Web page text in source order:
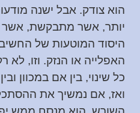
הוא צודק. אבל ישנה
יותר, אשר מתבקשת,
היסוד המוטעות של
האפלייה או הנזק. וזו, לא
כל שינוי, בין אם במכוון
ואז, אם נמשיך את